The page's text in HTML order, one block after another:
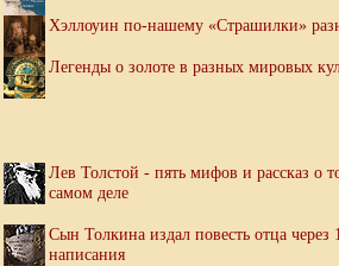
Хэллоуин по-нашему «Страшилки»
Легенды о золоте в разных мировых
Лев Толстой - пять мифов и рассказ о
самом деле
Сын Толкина издал повесть отца через
написания